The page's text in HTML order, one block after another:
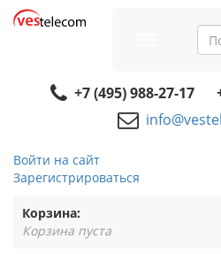
navigation
+7 (495) 988-27-17
Войти на сайт
Зарегистрироваться
Корзина:
Корзина пуста